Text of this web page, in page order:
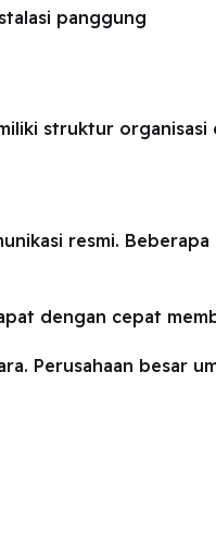
panggung
struktur organisasi
resmi.
dengan cepat
Perusahaan besar